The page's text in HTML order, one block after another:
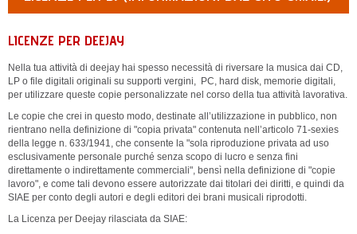
LICENZE PER DEEJAY
Nella tua attività di deejay hai spesso necessità di riversare la musica dai CD,
LP o file digitali originali su supporti vergini, PC, hard disk, memorie digitali,
per utilizzare queste copie personalizzate nel corso della tua attività lavorativa.
Le copie che crei in questo modo, destinate all’utilizzazione in pubblico, non
rientrano nella definizione di "copia privata" contenuta nell’articolo 71-sexies
della legge n. 633/1941, che consente la "sola riproduzione privata ad uso
esclusivamente personale purché senza scopo di lucro e senza fini
direttamente o indirettamente commerciali", bensì nella definizione di "copie
lavoro", e come tali devono essere autorizzate dai titolari dei diritti, e quindi da
SIAE per conto degli autori e degli editori dei brani musicali riprodotti.
La Licenza per Deejay rilasciata da SIAE: